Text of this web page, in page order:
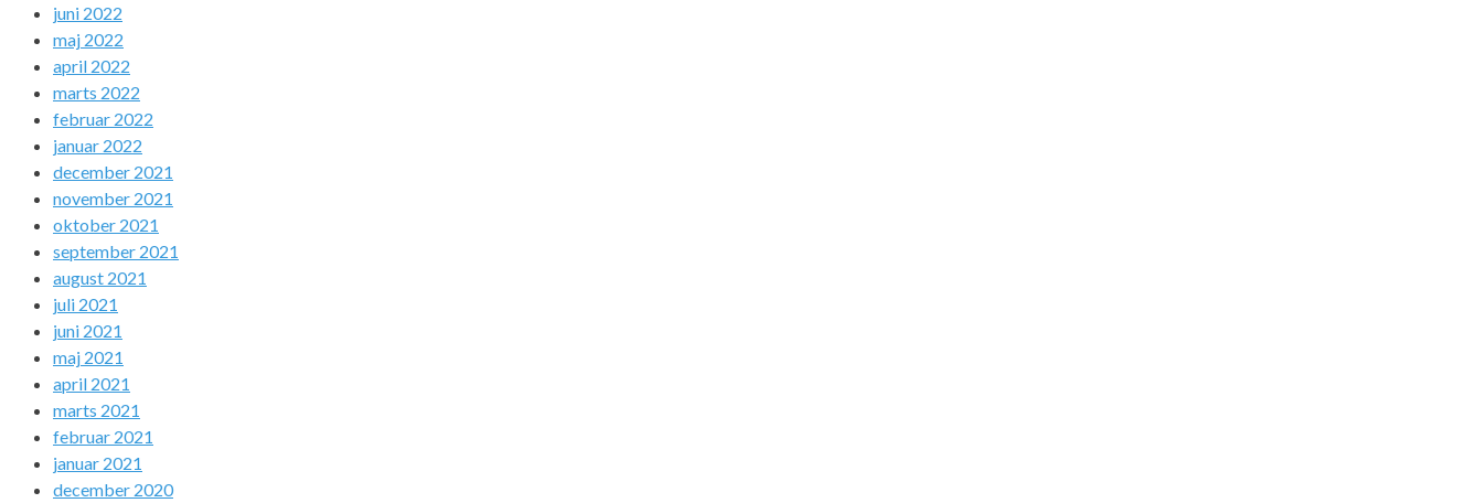
juni 2022
maj 2022
april 2022
marts 2022
februar 2022
januar 2022
december 2021
november 2021
oktober 2021
september 2021
august 2021
juli 2021
juni 2021
maj 2021
april 2021
marts 2021
februar 2021
januar 2021
december 2020